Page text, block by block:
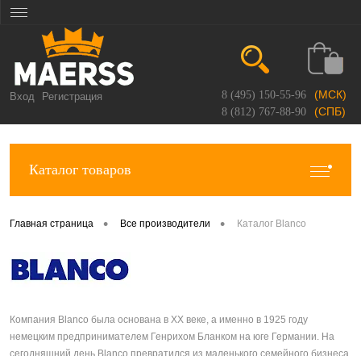
Вход Регистрация 8 (495) 150-55-96 (МСК)
8 (812) 767-88-90 (СПБ)
Каталог товаров
Главная страница • Все производители • Каталог Blanco
Компания Blanco была основана в XX веке, а именно в 1925 году
немецким предпринимателем Генрихом Бланком на юге Германии. На
сегодняшний день Blanco превратился из маленького семейного бизнеса